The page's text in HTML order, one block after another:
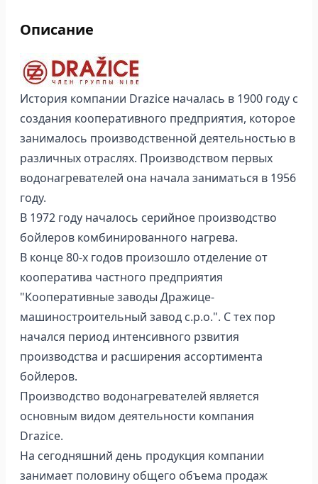
Описание
История компании Drazice началась в 1900 году с
создания кооперативного предприятия, которое
занималось производственной деятельностью в
различных отраслях. Производством первых
водонагревателей она начала заниматься в 1956
году.
В 1972 году началось серийное производство
бойлеров комбинированного нагрева.
В конце 80-х годов произошло отделение от
кооператива частного предприятия
"Кооперативные заводы Дражице-
машиностроительный завод с.р.о.". С тех пор
начался период интенсивного рзвития
производства и расширения ассортимента
бойлеров.
Производство водонагревателей является
основным видом деятельности компания
Drazice.
На сегодняшний день продукция компании
занимает половину общего объема продаж